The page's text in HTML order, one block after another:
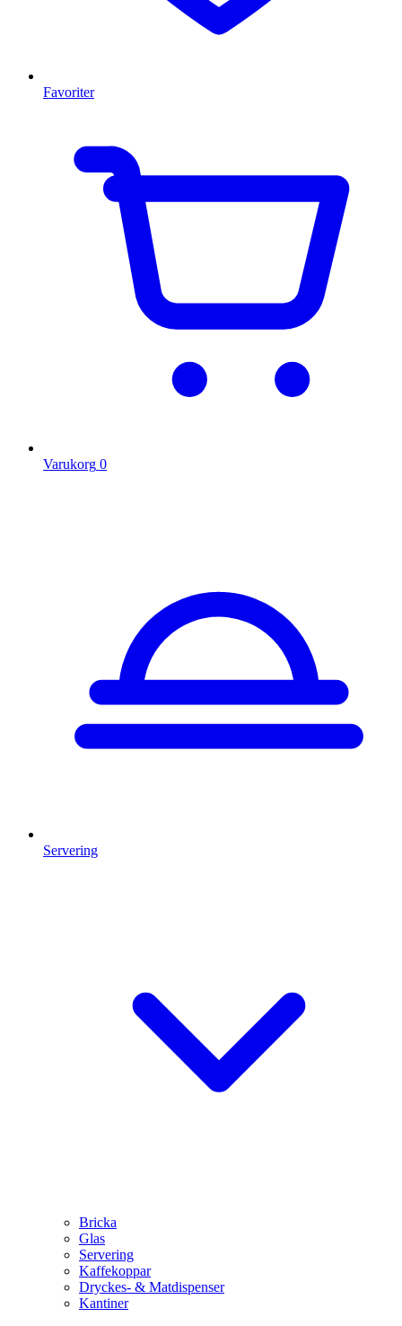
Favoriter
Varukorg 0
Servering
Bricka
Glas
Servering
Kaffekoppar
Dryckes- & Matdispenser
Kantiner